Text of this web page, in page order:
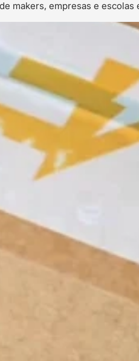
makers, empresas e escolas